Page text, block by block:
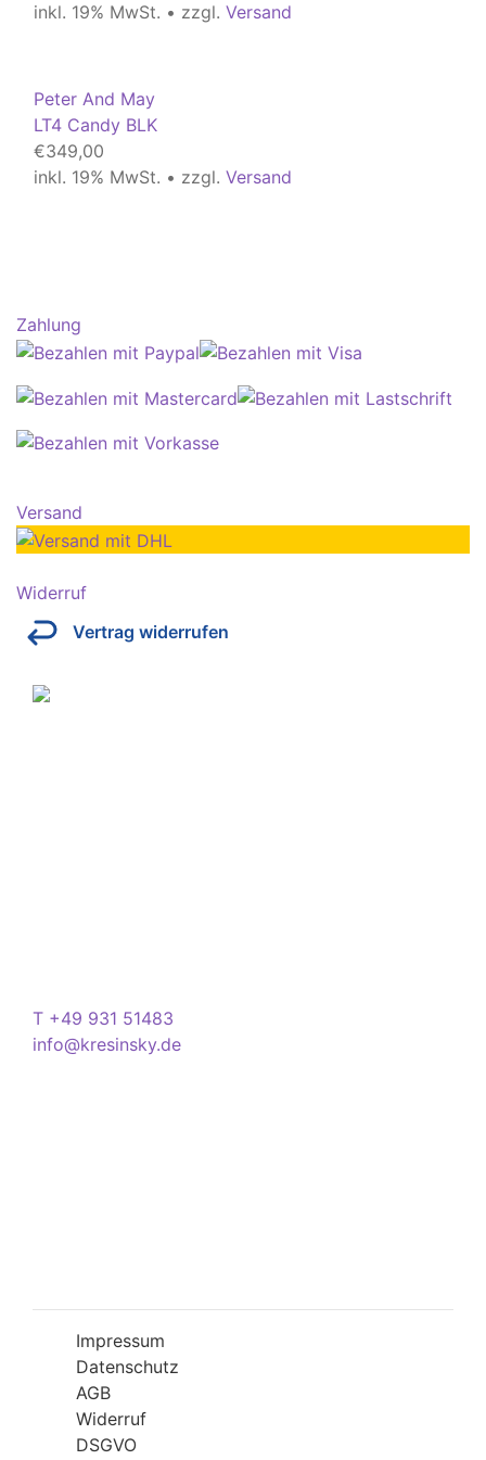
inkl. 19% MwSt. • zzgl. Versand
Peter And May
LT4 Candy BLK
€349,00
inkl. 19% MwSt. • zzgl. Versand
Zahlung
Versand
Widerruf
Vertrag widerrufen
T +49 931 51483
info@kresinsky.de
Impressum
Datenschutz
AGB
Widerruf
DSGVO